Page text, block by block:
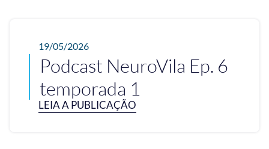
19/05/2026
Podcast NeuroVila Ep. 6
temporada 1
LEIA A PUBLICAÇÃO